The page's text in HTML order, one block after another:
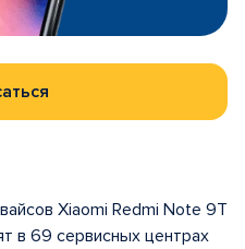
Xiaomi Redmi Note 9T
в 69 сервисных центрах